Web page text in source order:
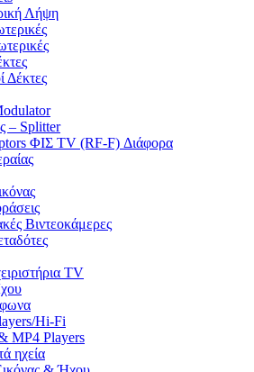
Λήψη
Δέκτες
– Splitter
ΦΙΣ TV (RF-F) Διάφορα
Βιντεοκάμερες
TV
Hi-Fi
MP4 Players
ηχεία